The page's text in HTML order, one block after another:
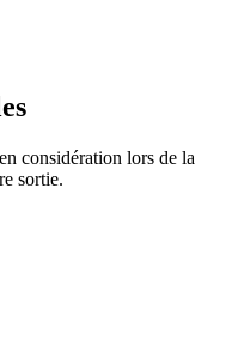
considération lors de la
sortie.